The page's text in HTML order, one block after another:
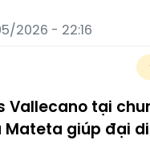
2026 - 22:16
tại
giúp đại